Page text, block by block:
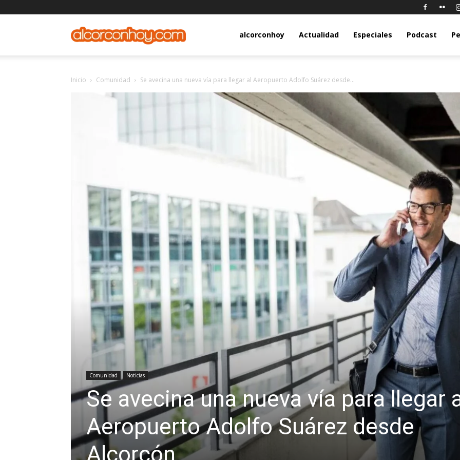
alcorconhoy.comalcorconhoy Actualidad Especiales Podcast
Inicio Comunidad Se avecina una nueva vía para llegar al Aeropuerto Adolfo Suárez desde...
Comunidad Noticias
Se avecina una nueva vía para llegar
Aeropuerto Adolfo Suárez desde
Alcorcón